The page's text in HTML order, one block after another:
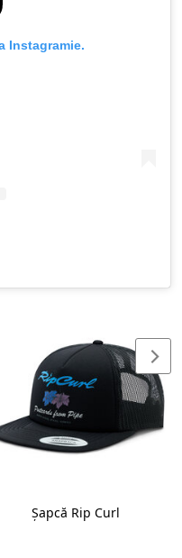
Instagramie.
Șapcă Rip Curl